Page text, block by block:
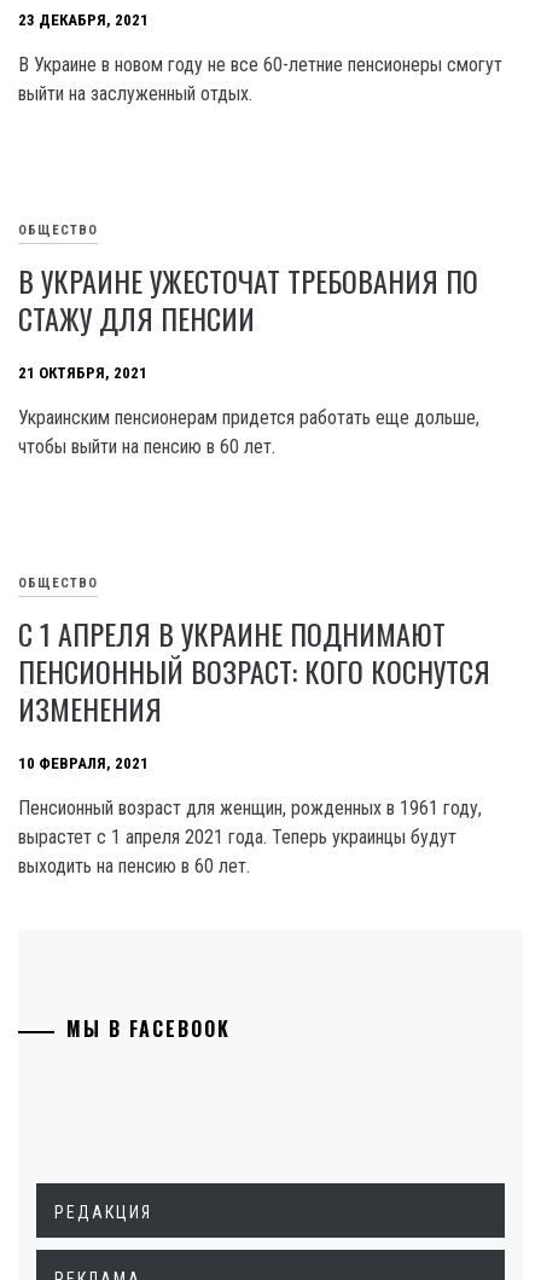
23 ДЕКАБРЯ, 2021
В Украине в новом году не все 60-летние пенсионеры смогут
выйти на заслуженный отдых.
ОБЩЕСТВО
В УКРАИНЕ УЖЕСТОЧАТ ТРЕБОВАНИЯ ПО
СТАЖУ ДЛЯ ПЕНСИИ
21 ОКТЯБРЯ, 2021
Украинским пенсионерам придется работать еще дольше,
чтобы выйти на пенсию в 60 лет.
ОБЩЕСТВО
С 1 АПРЕЛЯ В УКРАИНЕ ПОДНИМАЮТ
ПЕНСИОННЫЙ ВОЗРАСТ: КОГО КОСНУТСЯ
ИЗМЕНЕНИЯ
10 ФЕВРАЛЯ, 2021
Пенсионный возраст для женщин, рожденных в 1961 году,
вырастет с 1 апреля 2021 года. Теперь украинцы будут
выходить на пенсию в 60 лет.
МЫ В FACEBOOK
РЕДАКЦИЯ